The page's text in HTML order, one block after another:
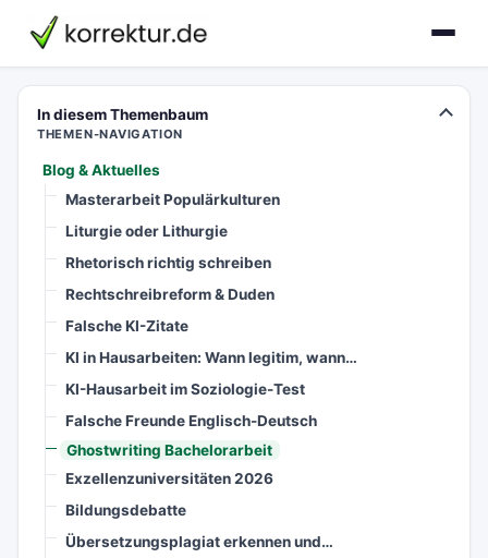
korrektur.de
In diesem Themenbaum
THEMEN-NAVIGATION
Blog & Aktuelles
Masterarbeit Populärkulturen
Liturgie oder Lithurgie
Rhetorisch richtig schreiben
Rechtschreibreform & Duden
Falsche KI-Zitate
KI in Hausarbeiten: Wann legitim, wann…
KI-Hausarbeit im Soziologie-Test
Falsche Freunde Englisch-Deutsch
Ghostwriting Bachelorarbeit
Exzellenzuniversitäten 2026
Bildungsdebatte
Übersetzungsplagiat erkennen und…